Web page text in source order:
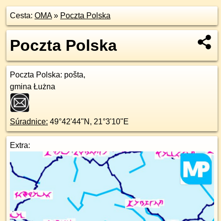
Cesta: OMA» Poczta Polska
Poczta Polska
Poczta Polska: pošta,
gmina Łużna
Súradnice: 49°42'44"N , 21°3'10"E
Extra: